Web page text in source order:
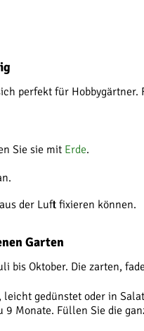
perfekt für
Sie sie mit Erde.
der Luft fixieren können.
Garten
bis Oktober. Die zarten,
gedünstet oder in
Monate. Füllen Sie die